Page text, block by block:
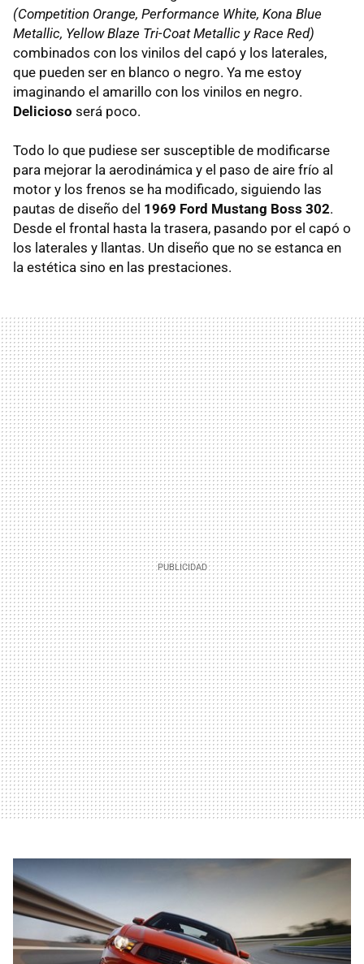
(Competition Orange, Performance White, Kona Blue
Metallic, Yellow Blaze Tri-Coat Metallic y Race Red)
combinados con los vinilos del capó y los laterales,
que pueden ser en blanco o negro. Ya me estoy
imaginando el amarillo con los vinilos en negro.
Delicioso será poco.
Todo lo que pudiese ser susceptible de modificarse
para mejorar la aerodinámica y el paso de aire frío al
motor y los frenos se ha modificado, siguiendo las
pautas de diseño del 1969 Ford Mustang Boss 302.
Desde el frontal hasta la trasera, pasando por el capó o
los laterales y llantas. Un diseño que no se estanca en
la estética sino en las prestaciones.